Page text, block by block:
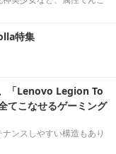
特集
「Lenovo Legion To
てこなせるゲーミング
ンスしやすい構造もあり